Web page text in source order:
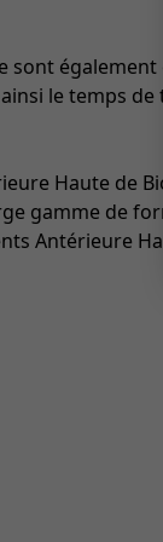
sont
le temps
Haute de
gamme de
Antérieure